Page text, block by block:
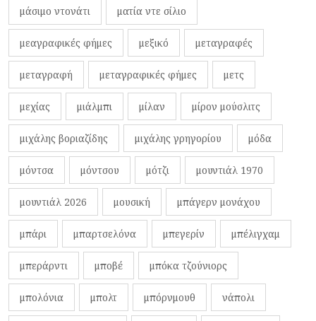
μάσιμο ντονάτι ματία ντε σίλιο
μεαγραφικές φήμες μεξικό μεταγραφές
μεταγραφή μεταγραφικές φήμες μετς
μεχίας μιάλμπι μίλαν μίρον μούσλιτς
μιχάλης βοριαζίδης μιχάλης γρηγορίου μόδα
μόντσα μόντσου μότζι μουντιάλ 1970
μουντιάλ 2026 μουσική μπάγερν μονάχου
μπάρι μπαρτσελόνα μπεγερίν μπέλιγχαμ
μπεράρντι μποβέ μπόκα τζούνιορς
μπολόνια μπολτ μπόρνμουθ νάπολι